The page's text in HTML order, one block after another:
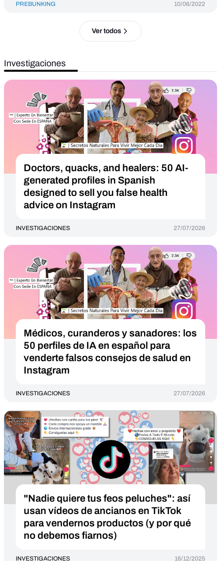
PREBUNKING 10/06/2022
Ver todos
Investigaciones
Doctors, quacks, and healers: 50 AI-
generated profiles in Spanish
designed to sell you false health
advice on Instagram
INVESTIGACIONES 27/07/2026
Médicos, curanderos y sanadores: los
50 perfiles de IA en español para
venderte falsos consejos de salud en
Instagram
INVESTIGACIONES 27/07/2026
"Nadie quiere tus feos peluches": así
usan vídeos de ancianos en TikTok
para vendernos productos (y por qué
no debemos fiarnos)
INVESTIGACIONES 16/12/2025